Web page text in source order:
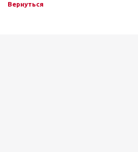
Вернуться